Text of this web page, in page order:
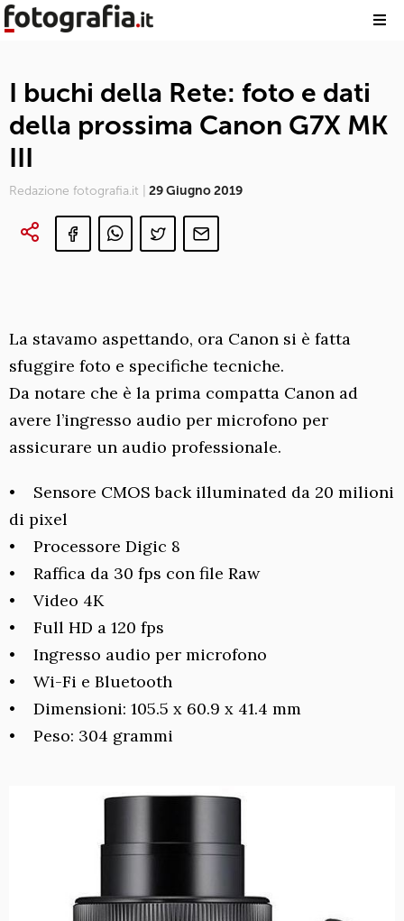
I buchi della Rete: foto e dati
della prossima Canon G7X MK
III
Redazione fotografia.it | 29 Giugno 2019
La stavamo aspettando, ora Canon si è fatta
sfuggire foto e specifiche tecniche.
Da notare che è la prima compatta Canon ad
avere l’ingresso audio per microfono per
assicurare un audio professionale.
• Sensore CMOS back illuminated da 20 milioni
di pixel
• Processore Digic 8
• Raffica da 30 fps con file Raw
• Video 4K
• Full HD a 120 fps
• Ingresso audio per microfono
• Wi-Fi e Bluetooth
• Dimensioni: 105.5 x 60.9 x 41.4 mm
• Peso: 304 grammi